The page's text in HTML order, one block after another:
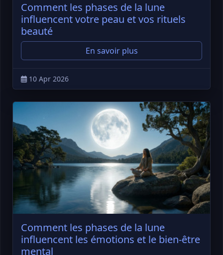
Comment les phases de la lune
influencent votre peau et vos rituels
beauté
En savoir plus
10 Apr 2026
Comment les phases de la lune
influencent les émotions et le bien-être
mental